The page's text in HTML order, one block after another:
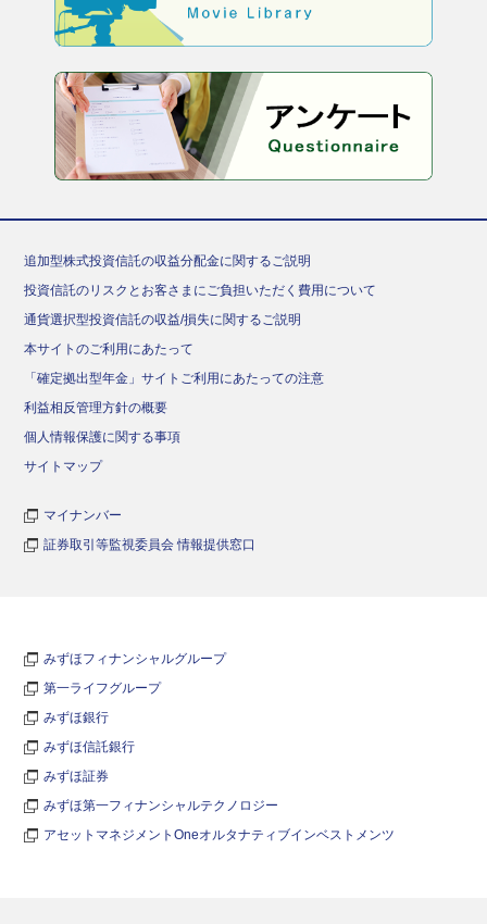
追加型株式投資信託の収益分配金に関するご説明
投資信託のリスクとお客さまにご負担いただく費用について
通貨選択型投資信託の収益/損失に関するご説明
本サイトのご利用にあたって
「確定拠出型年金」サイトご利用にあたっての注意
利益相反管理方針の概要
個人情報保護に関する事項
サイトマップ
マイナンバー
証券取引等監視委員会 情報提供窓口
みずほフィナンシャルグループ
第一ライフグループ
みずほ銀行
みずほ信託銀行
みずほ証券
みずほ第一フィナンシャルテクノロジー
アセットマネジメントOneオルタナティブインベストメンツ